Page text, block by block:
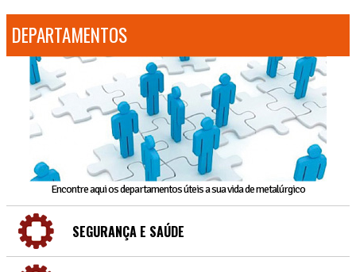
DEPARTAMENTOS
Encontre aqui os departamentos úteis a sua vida de metalúrgico
SEGURANÇA E SAÚDE